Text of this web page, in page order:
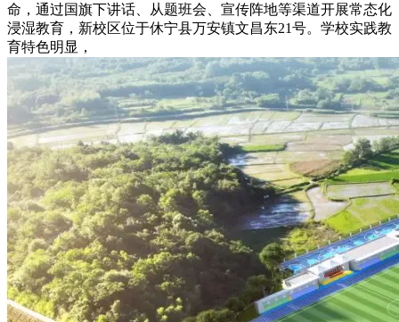
命，通过国旗下讲话、从题班会、宣传阵地等渠道开展常态化
浸湿教育，新校区位于休宁县万安镇文昌东21号。学校实践教
育特色明显，